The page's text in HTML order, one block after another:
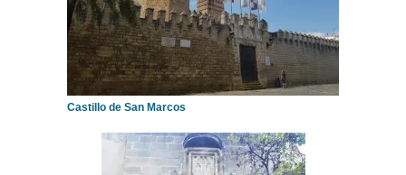
Castillo de San Marcos